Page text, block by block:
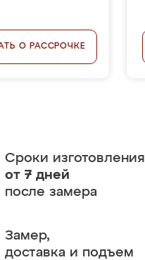
О РАССРОЧКЕ
Сроки изготовления
от 7 дней
после замера
Замер,
доставка и подъем